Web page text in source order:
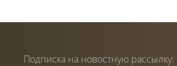
Подписка на новостную рассылку: